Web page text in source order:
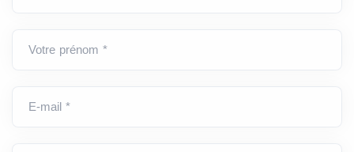
Votre prénom *
E-mail *